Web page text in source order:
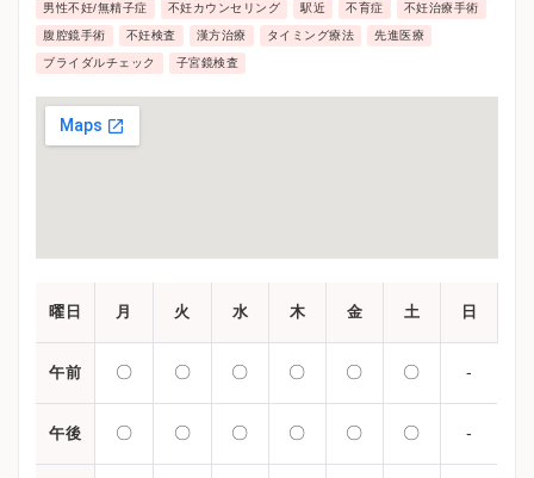
男性不妊/無精子症 不妊カウンセリング 駅近 不育症 不妊治療手術
腹腔鏡手術 不妊検査 漢方治療 タイミング療法 先進医療
ブライダルチェック 子宮鏡検査
曜日 月 火 水 木 金 土 日
午前 〇 〇 〇 〇 〇 〇 -
午後 〇 〇 〇 〇 〇 〇 -